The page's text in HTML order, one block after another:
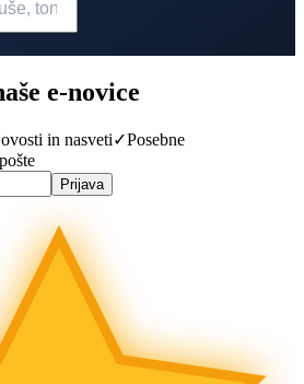
e-novice
in nasveti✓Posebne
Prijava